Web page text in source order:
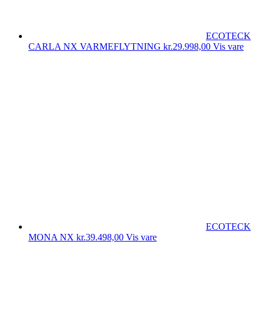
ECOTECK
CARLA NX VARMEFLYTNING kr.29.998,00 Vis vare
ECOTECK
MONA NX kr.39.498,00 Vis vare